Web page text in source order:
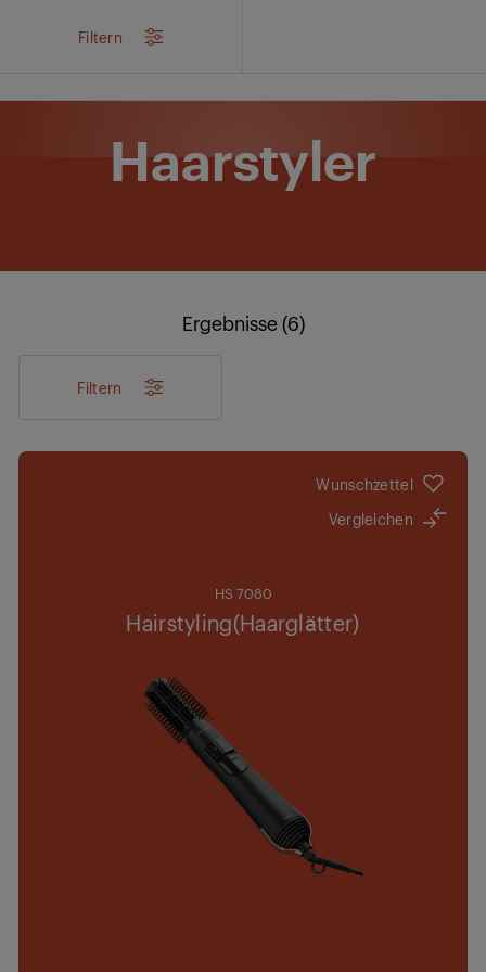
Haarstyler
Ergebnisse (6)
Filtern
Wunschzettel
Vergleichen
HS 7080
Hairstyling(Haarglätter)
Filtern